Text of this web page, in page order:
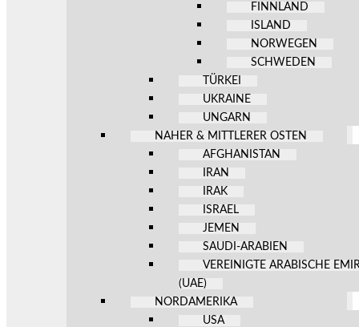
FINNLAND
ISLAND
NORWEGEN
SCHWEDEN
TÜRKEI
UKRAINE
UNGARN
NAHER & MITTLERER OSTEN
AFGHANISTAN
IRAN
IRAK
ISRAEL
JEMEN
SAUDI-ARABIEN
VEREINIGTE ARABISCHE
(UAE)
NORDAMERIKA
USA